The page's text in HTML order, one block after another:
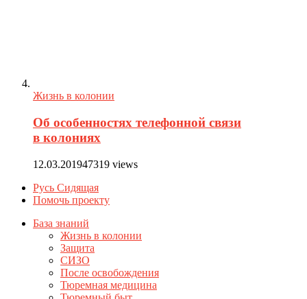
Жизнь в колонии
Об особенностях телефонной связи
в колониях
12.03.201947319 views
Русь Сидящая
Помочь проекту
База знаний
Жизнь в колонии
Защита
СИЗО
После освобождения
Тюремная медицина